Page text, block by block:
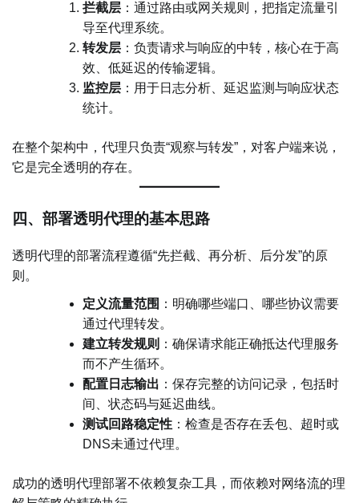
拦截层 ：通过路由或网关规则，把指定流量引
导至代理系统。
转发层 ：负责请求与响应的中转，核心在于高
效、低延迟的传输逻辑。
监控层 ：用于日志分析、延迟监测与响应状态
统计。
在整个架构中，代理只负责“观察与转发”，对客户端来说，
它是完全透明的存在。
四、部署透明代理的基本思路
透明代理的部署流程遵循“先拦截、再分析、后分发”的原
则。
定义流量范围 ：明确哪些端口、哪些协议需要
通过代理转发。
建立转发规则 ：确保请求能正确抵达代理服务
而不产生循环。
配置日志输出 ：保存完整的访问记录，包括时
间、状态码与延迟曲线。
测试回路稳定性 ：检查是否存在丢包、超时或
DNS未通过代理。
成功的透明代理部署不依赖复杂工具，而依赖对网络流的理